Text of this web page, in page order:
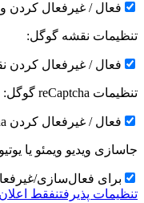
فعال / غیرفعال
تنظیمات نقشه گوگل:
فعال / غیرفعال کردن
تنظیمات reCaptcha گوگل:
فعال / غیرفعال کردن reCaptcha گوگل
جاسازی ویدیو ویمئو یا
برای فعال‌سازی/
تنظیمات پذیرفتنفقط